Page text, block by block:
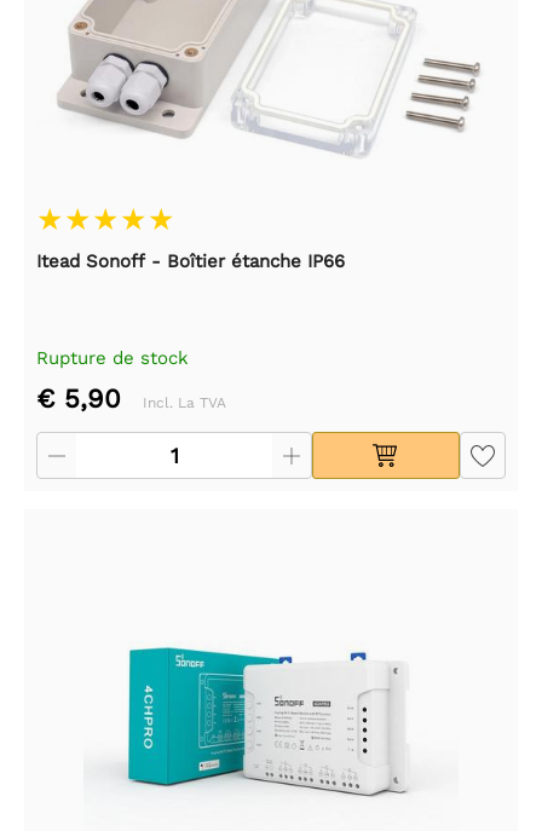
Itead Sonoff - Boîtier étanche IP66
Rupture de stock
€ 5,90 Incl. La TVA